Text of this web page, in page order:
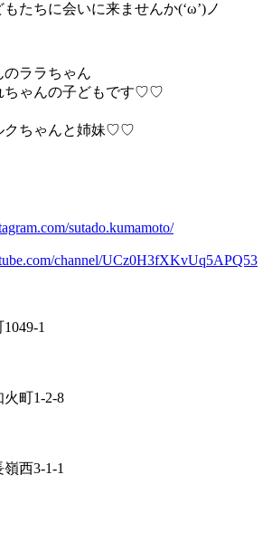
たちに会いに来ませんか(‘ω’)ノ
ララちゃん
ちゃんの子どもです♡♡
クちゃんと姉妹♡♡
sutado.kumamoto/
channel/UCz0H3fXKvUq5APQ53
1
町1-2-8
西3-1-1